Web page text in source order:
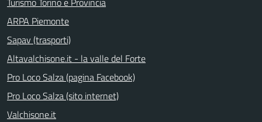
ARPA Piemonte
Sapav (trasporti)
Altavalchisone.it - la valle del Forte
Pro Loco Salza (pagina Facebook)
Pro Loco Salza (sito internet)
Valchisone.it